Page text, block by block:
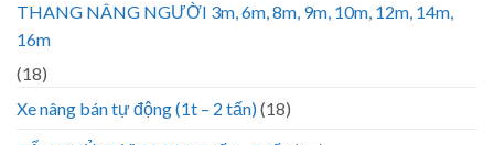
THANG NÂNG NGƯỜI 3m, 6m, 8m, 9m, 10m, 12m, 14m,
16m
(18)
Xe nâng bán tự động (1t – 2 tấn)(18)